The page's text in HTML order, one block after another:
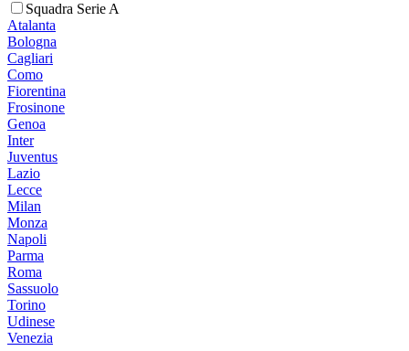
Squadra Serie A
Atalanta
Bologna
Cagliari
Como
Fiorentina
Frosinone
Genoa
Inter
Juventus
Lazio
Lecce
Milan
Monza
Napoli
Parma
Roma
Sassuolo
Torino
Udinese
Venezia